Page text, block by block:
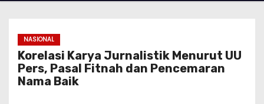
NASIONAL
Korelasi Karya Jurnalistik Menurut UU
Pers, Pasal Fitnah dan Pencemaran
Nama Baik